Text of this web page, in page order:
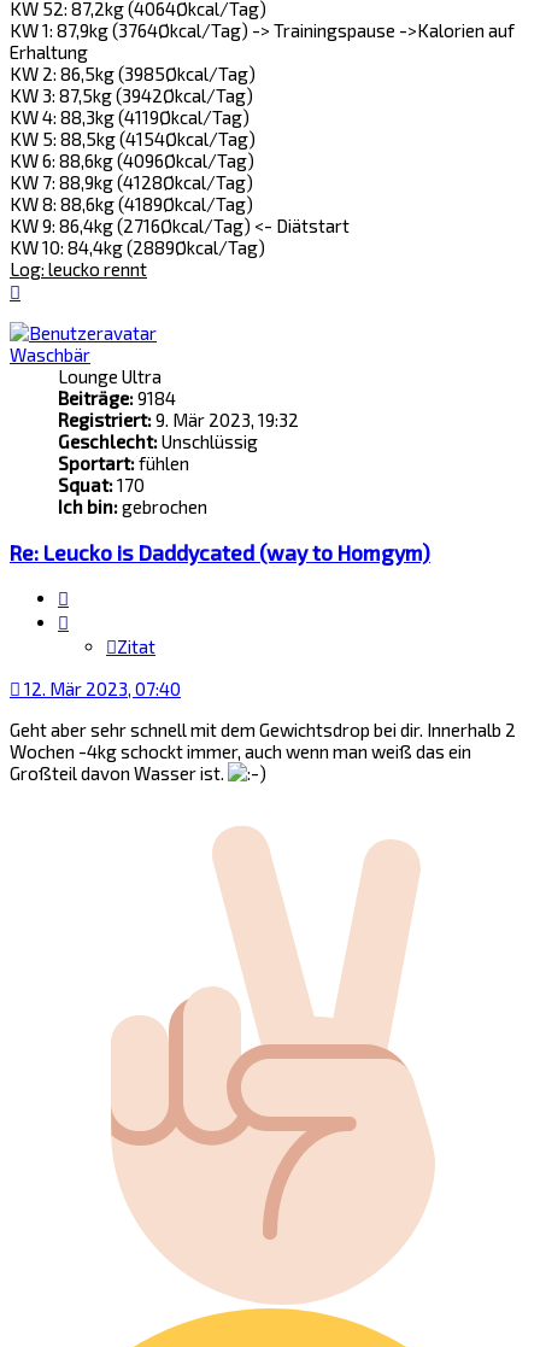
KW 52: 87,2kg (4064Økcal/Tag)
KW 1: 87,9kg (3764Økcal/Tag) -> Trainingspause ->Kalorien auf
Erhaltung
KW 2: 86,5kg (3985Økcal/Tag)
KW 3: 87,5kg (3942Økcal/Tag)
KW 4: 88,3kg (4119Økcal/Tag)
KW 5: 88,5kg (4154Økcal/Tag)
KW 6: 88,6kg (4096Økcal/Tag)
KW 7: 88,9kg (4128Økcal/Tag)
KW 8: 88,6kg (4189Økcal/Tag)
KW 9: 86,4kg (2716Økcal/Tag) <- Diätstart
KW 10: 84,4kg (2889Økcal/Tag)
Log: leucko rennt
Waschbär
Lounge Ultra
Beiträge:9184
Registriert:9. Mär 2023, 19:32
Geschlecht:Unschlüssig
Sportart:fühlen
Squat:170
Ich bin:gebrochen
Re: Leucko is Daddycated (way to Homgym)
Zitat
12. Mär 2023, 07:40
Geht aber sehr schnell mit dem Gewichtsdrop bei dir. Innerhalb 2
Wochen -4kg schockt immer, auch wenn man weiß das ein
Großteil davon Wasser ist.